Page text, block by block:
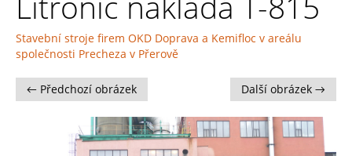
Stavební stroje firem OKD Doprava a Kemifloc v areálu
společnosti Precheza v Přerově
← Předchozí obrázek Další obrázek →